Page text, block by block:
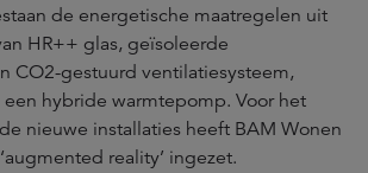
de energetische maatregelen uit
HR++ glas, geïsoleerde
CO2-gestuurd ventilatiesysteem,
hybride warmtepomp. Voor het
nieuwe installaties heeft BAM Wonen
reality’ ingezet.